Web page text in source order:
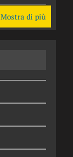
Mostra di più